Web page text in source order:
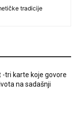
tradicije
-tri karte koje govore
na sadašnji